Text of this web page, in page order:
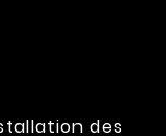
des